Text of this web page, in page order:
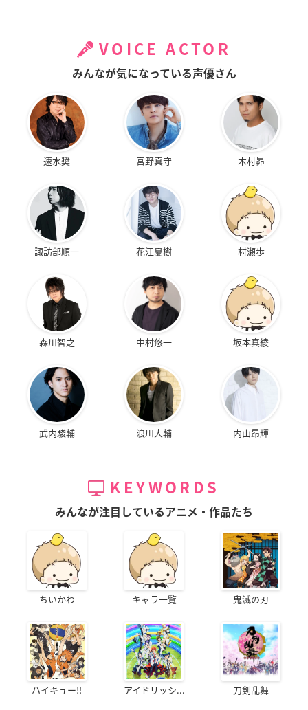
VOICE ACTOR
みんなが気になっている声優さん
速水奨 宮野真守 木村昴
諏訪部順一 花江夏樹 村瀬歩
森川智之 中村悠一 坂本真綾
武内駿輔 浪川大輔 内山昂輝
KEYWORDS
みんなが注目しているアニメ・作品たち
ちいかわ キャラ一覧 鬼滅の刃
ハイキュー!! アイドリッシ... 刀剣乱舞